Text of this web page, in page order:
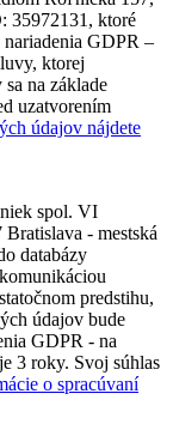
35972131, ktoré
GDPR –
ktorej
na základe
uzatvorením
údajov nájdete
spol. VI
- mestská
databázy
predstihu,
údajov bude
GDPR - na
3 roky. Svoj súhlas
o spracúvaní